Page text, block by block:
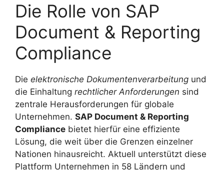
Die Rolle von SAP
Document & Reporting
Compliance
Die elektronische Dokumentenverarbeitung und
die Einhaltung rechtlicher Anforderungen sind
zentrale Herausforderungen für globale
Unternehmen. SAP Document & Reporting
Compliance bietet hierfür eine effiziente
Lösung, die weit über die Grenzen einzelner
Nationen hinausreicht. Aktuell unterstützt diese
Plattform Unternehmen in 58 Ländern und